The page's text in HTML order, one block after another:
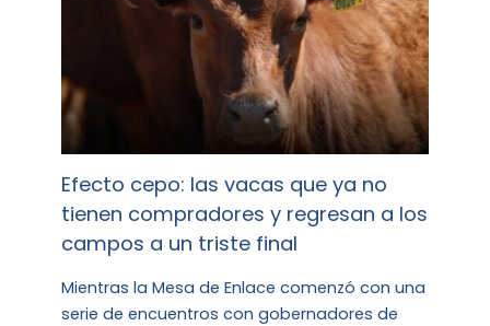
Efecto cepo: las vacas que ya no
tienen compradores y regresan a los
campos a un triste final
Mientras la Mesa de Enlace comenzó con una
serie de encuentros con gobernadores de